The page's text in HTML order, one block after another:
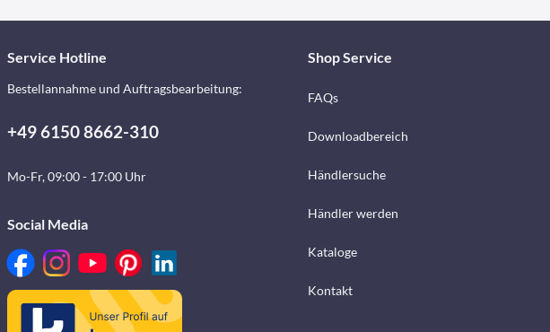
Service Hotline
Bestellannahme und Auftragsbearbeitung:
+49 6150 8662-310
Mo-Fr, 09:00 - 17:00 Uhr
Social Media
Shop Service
FAQs
Downloadbereich
Händlersuche
Händler werden
Kataloge
Kontakt